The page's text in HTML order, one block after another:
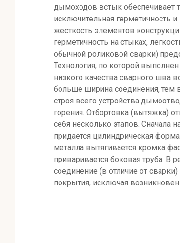
дымоходов встык обеспечивает
исключительная герметичность
жесткость элементов
герметичность на стыках,
обычной роликовой сварки)
Технология, по которой
низкого качества сварного шва
больше ширина соединения, тем
строя всего устройства
горения. Отбортовка (вытяжка)
себя несколько этапов. Сначала
придается цилиндрическая
металла вытягивается кромка
приваривается боковая труба. В
соединение (в отличие от
покрытия, исключая